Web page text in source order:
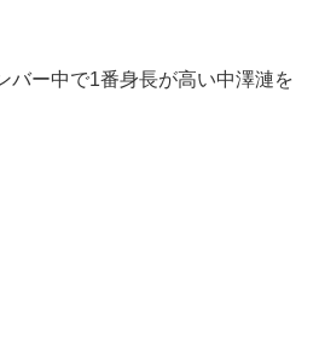
バー中で1番身長が高い中澤漣を